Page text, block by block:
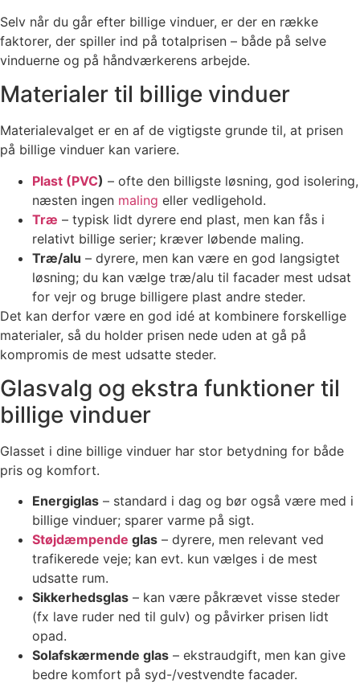
Selv når du går efter billige vinduer, er der en række
faktorer, der spiller ind på totalprisen – både på selve
vinduerne og på håndværkerens arbejde.
Materialer til billige vinduer
Materialevalget er en af de vigtigste grunde til, at prisen
på billige vinduer kan variere.
Plast (PVC) – ofte den billigste løsning, god isolering,
næsten ingen maling eller vedligehold.
Træ – typisk lidt dyrere end plast, men kan fås i
relativt billige serier; kræver løbende maling.
Træ/alu – dyrere, men kan være en god langsigtet
løsning; du kan vælge træ/alu til facader mest udsat
for vejr og bruge billigere plast andre steder.
Det kan derfor være en god idé at kombinere forskellige
materialer, så du holder prisen nede uden at gå på
kompromis de mest udsatte steder.
Glasvalg og ekstra funktioner til
billige vinduer
Glasset i dine billige vinduer har stor betydning for både
pris og komfort.
Energiglas – standard i dag og bør også være med i
billige vinduer; sparer varme på sigt.
Støjdæmpende glas – dyrere, men relevant ved
trafikerede veje; kan evt. kun vælges i de mest
udsatte rum.
Sikkerhedsglas – kan være påkrævet visse steder
(fx lave ruder ned til gulv) og påvirker prisen lidt
opad.
Solafskærmende glas – ekstraudgift, men kan give
bedre komfort på syd-/vestvendte facader.